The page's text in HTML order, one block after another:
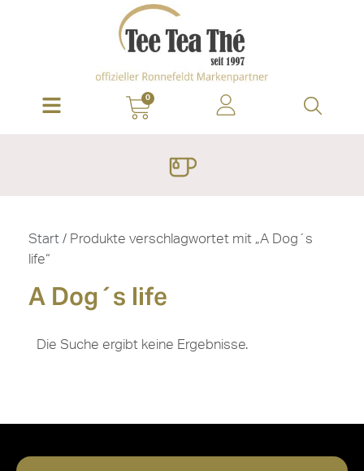
0
Start / Produkte verschlagwortet mit „A Dog´s
life“
A Dog´s life
Die Suche ergibt keine Ergebnisse.